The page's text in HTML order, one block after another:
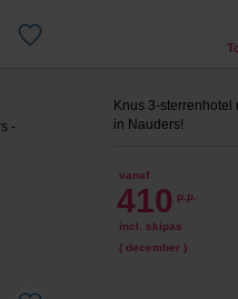
Knus 3-
in Nauders!
vanaf
410 p.p.
incl. skipas
( december )